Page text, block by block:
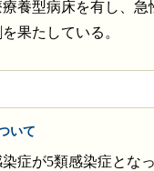
養型病床を有し、
果たしている。
いて
症が5類感染症とな